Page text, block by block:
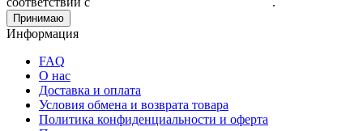
Принимаю
Информация
FAQ
О нас
Доставка и оплата
Условия обмена и возврата товара
Политика конфиденциальности и оферта